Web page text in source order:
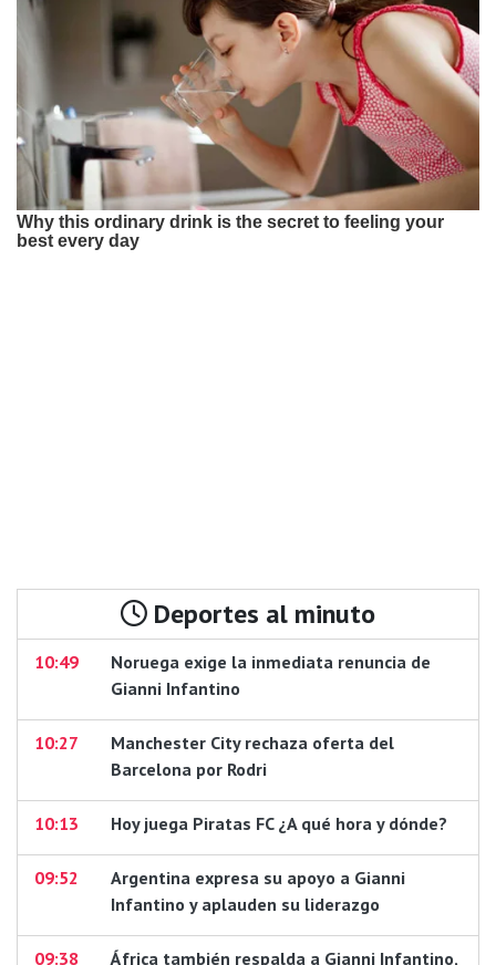
Deportes al minuto
10:49
Noruega exige la inmediata renuncia de
Gianni Infantino
10:27
Manchester City rechaza oferta del
Barcelona por Rodri
10:13 Hoy juega Piratas FC ¿A qué hora y dónde?
09:52
Argentina expresa su apoyo a Gianni
Infantino y aplauden su liderazgo
09:38 África también respalda a Gianni Infantino,